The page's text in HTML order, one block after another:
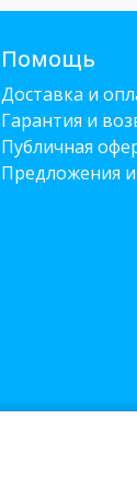
Помощь
Доставка и
Гарантия и
Публичная
Предложения